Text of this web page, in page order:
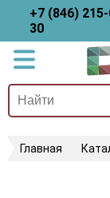
+7 (846)
30
Главная